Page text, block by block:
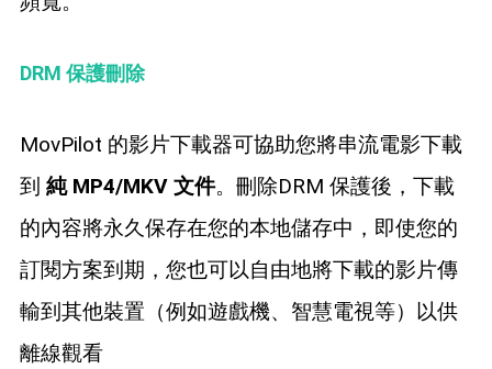
DRM 保護刪除
MovPilot 的影片下載器可協助您將串流電影下載
到 純 MP4/MKV 文件。刪除DRM 保護後，下載
的內容將永久保存在您的本地儲存中，即使您的
訂閱方案到期，您也可以自由地將下載的影片傳
輸到其他裝置（例如遊戲機、智慧電視等）以供
離線觀看